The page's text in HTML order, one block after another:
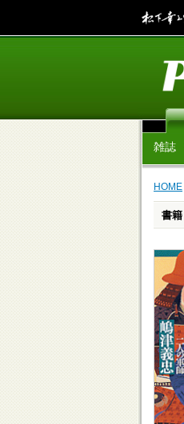
雑誌
HOME
書籍